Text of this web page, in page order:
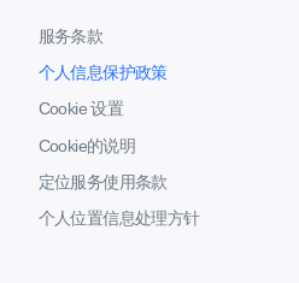
服务条款
个人信息保护政策
Cookie 设置
Cookie的说明
定位服务使用条款
个人位置信息处理方针